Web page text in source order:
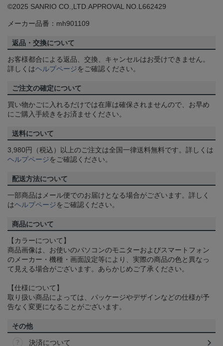
©2025 SANRIO CO.,LTD.APPROVAL NO.L662429
メーカー品番：mh901109
返品・交換について
お客様都合による返品、交換、キャンセルはお受けできません。
詳しくはヘルプページをご確認ください。
ご注文の確定について
買い物かごに入れるだけでは在庫は確保されませんので、お早め
にご購入手続きをお済ませください。
送料について
3,980円（税込）以上のご注文は全国一律送料無料です。詳しくは
ヘルプページをご確認ください。
配送方法について
一部商品はメール便でのお届けとなる場合がございます。詳しく
はヘルプページをご確認ください。
商品について
【カラーについて】
商品画像は、お使いのパソコンのモニターおよびスマートフォン
のメーカー・機種・画面設定等により、実際の商品の色と異なっ
て見える場合がございます。あらかじめご了承ください。
【仕様について】
取り扱い商品によっては、パッケージやデザインなどの仕様が予
告なく変更になることがございます。
その他
決済について